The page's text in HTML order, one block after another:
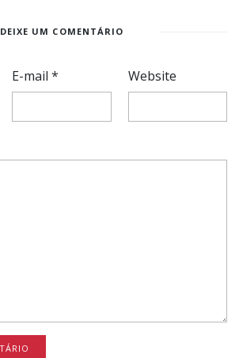
DEIXE UM COMENTÁRIO
E-mail* Website